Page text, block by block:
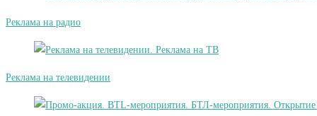
Реклама на радио
Реклама на телевидении